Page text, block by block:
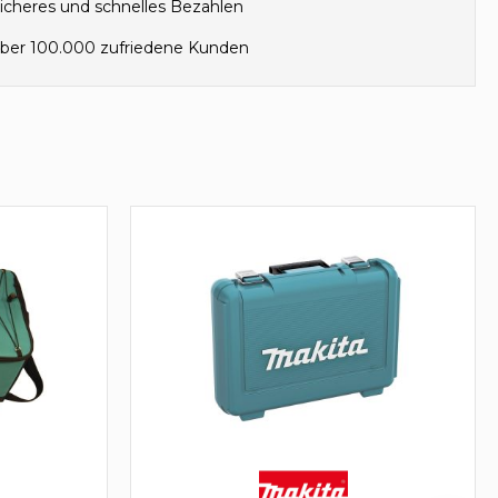
und schnelles Bezahlen
100.000 zufriedene Kunden